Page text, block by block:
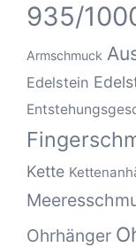
935/
Armschmuck
Edelstein
Kette
Ohrhänger